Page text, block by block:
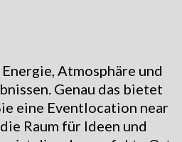
Atmosphäre und
Genau das bietet
eine Eventlocation near
Raum für Ideen und